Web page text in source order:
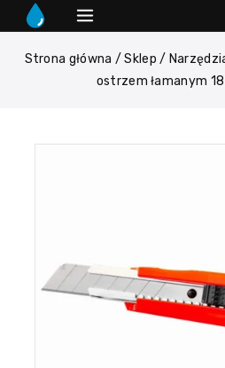
Strona główna / Sklep /
ostrzem łamanym